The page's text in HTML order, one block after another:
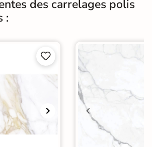
des carrelages polis
:

